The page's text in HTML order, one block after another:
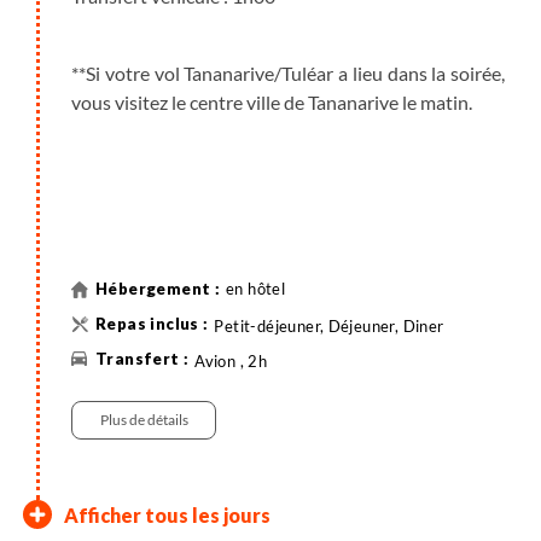
**Si votre vol Tananarive/Tuléar a lieu dans la soirée,
vous visitez le centre ville de Tananarive le matin.
en hôtel
Petit-déjeuner, Déjeuner, Diner
Avion , 2h
Plus de détails
Tuléar – ONG Eau Coco -
Parc national de l'Isalo :
Ranohira – Fianarantsoa
Fianarantsoa – Canal des
Ambinanyfaraony –
Manakara – Ranomafana
Parc national de
Ranomafana –Ambositra -
Antsirabe –Antananarivo
Tananarive - Diego Suarez
Randonnée à la Montagne
Diego Suarez - Montagne
Montagne d'Ambre -
Découverte du massif de
Ankarana ouest - Ambanja
Nosy Be - snorkeling à
Nosy Be - Vol retour
France
Afficher tous les jours